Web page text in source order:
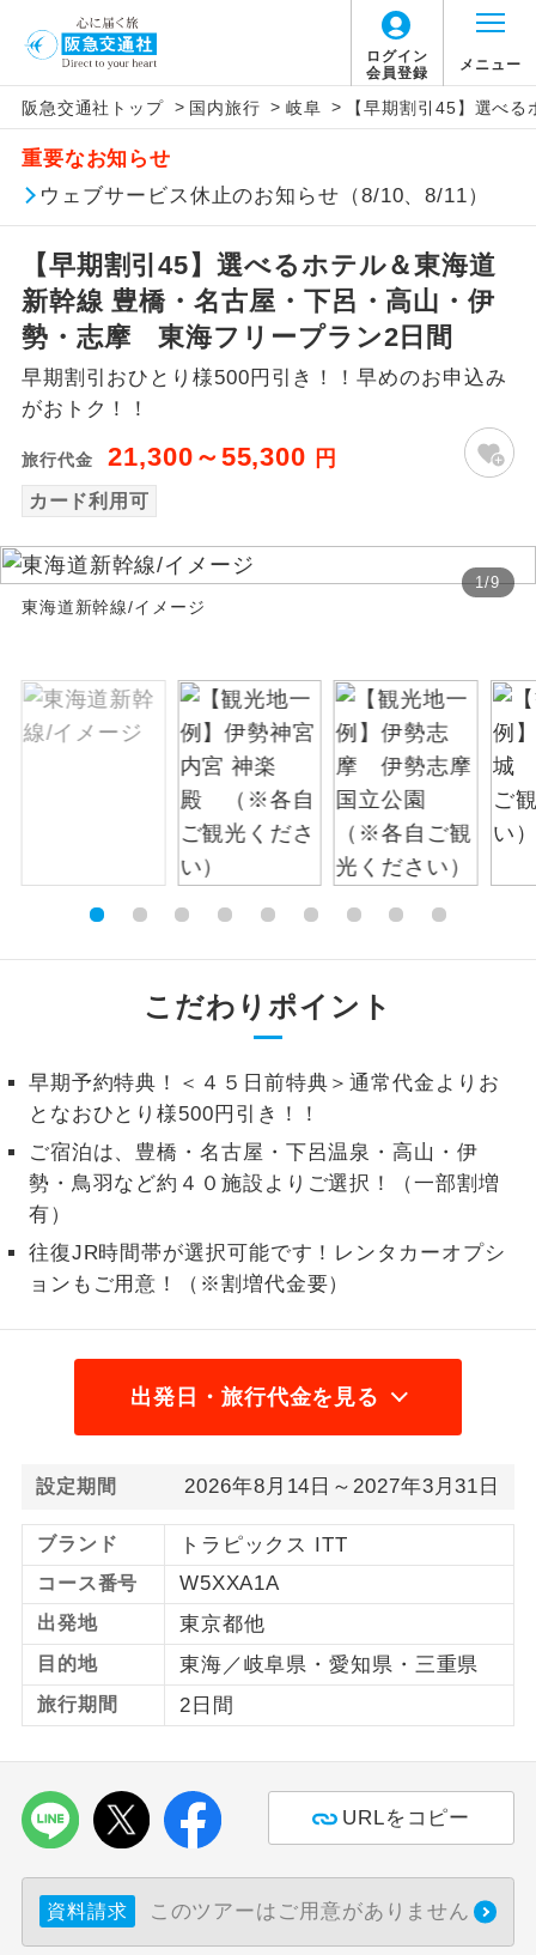
ログイン
会員登録
メニュー
阪急交通社トップ > 国内旅行 > 岐阜 > 【早期割引45】選べ
重要なお知らせ
ウェブサービス休止のお知らせ（8/10、8/11）
【早期割引45】選べるホテル＆東海道
新幹線 豊橋・名古屋・下呂・高山・伊
勢・志摩 東海フリープラン2日間
早期割引おひとり様500円引き！！早めのお申込み
がおトク！！
旅行代金 21,300～55,300 円
カード利用可
1/9
東海道新幹線/イメージ
こだわりポイント
早期予約特典！＜４５日前特典＞通常代金よりお
となおひとり様500円引き！！
ご宿泊は、豊橋・名古屋・下呂温泉・高山・伊
勢・鳥羽など約４０施設よりご選択！（一部割増
有）
往復JR時間帯が選択可能です！レンタカーオプシ
ョンもご用意！（※割増代金要）
出発日・旅行代金を見る
設定期間 2026年8月14日～2027年3月31日
ブランド トラピックス ITT
コース番号 W5XXA1A
出発地 東京都他
目的地 東海／岐阜県・愛知県・三重県
旅行期間 2日間
URLをコピー
資料請求 このツアーはご用意がありません
アイコン 説明
添乗員同行
往路出発空港（駅）から復路到着空港
（駅）まで同行します。
現地添乗員同
行
現地到着空港（駅）から最終日出発空港
（駅）まで添乗員が同行します。
バスガイド乗
務
バスガイドが乗務し、車内での観光案内
があります。
世界遺産
絶景 絶景スポットに立ち寄るコースです。
ご宿泊ホテルに露天風呂が付いていま
す。
ご宿泊ホテルに大浴場が付いています。
事の心配はいりません。（機内食を除
お部屋食
周りの音を気にせず、ガイドさんの説明
1名様催行
1名様から出発可能な個人型プランで
2名様催行
2名様から出発可能な個人型プランで
おひとり様参
加限定
おひとり様限定でご参加いただけるコー
スです。
ご夫婦限定
ご夫婦限定でご参加いただけるコースで
年齢制限あり
ご参加にあたり年齢に制限があるコース
です。
航空会社指定
利用航空会社が指定なので、ご出発の計
画にとても便利です。
す。
おひとり様バ
ス2席利用
おひとり様でバス席を2席利⽤できま
す。